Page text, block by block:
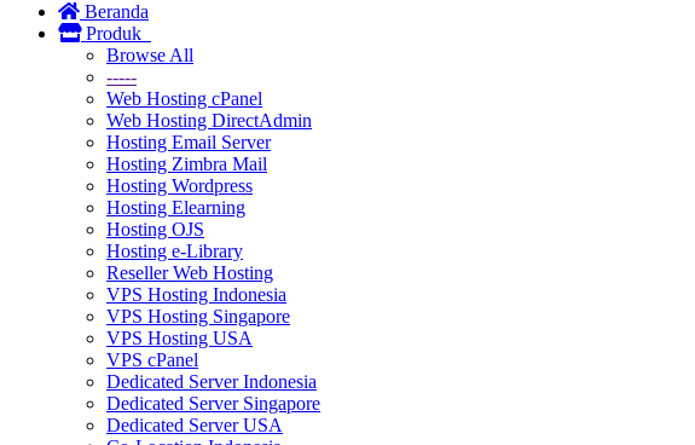
Beranda
Produk
Browse All
-----
Web Hosting cPanel
Web Hosting DirectAdmin
Hosting Email Server
Hosting Zimbra Mail
Hosting Wordpress
Hosting Elearning
Hosting OJS
Hosting e-Library
Reseller Web Hosting
VPS Hosting Indonesia
VPS Hosting Singapore
VPS Hosting USA
VPS cPanel
Dedicated Server Indonesia
Dedicated Server Singapore
Dedicated Server USA